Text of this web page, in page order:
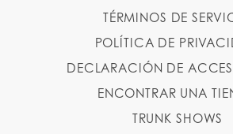
TÉRMINOS DE
POLÍTICA DE
DECLARACIÓN DE
ENCONTRAR UNA
TRUNK SHOWS